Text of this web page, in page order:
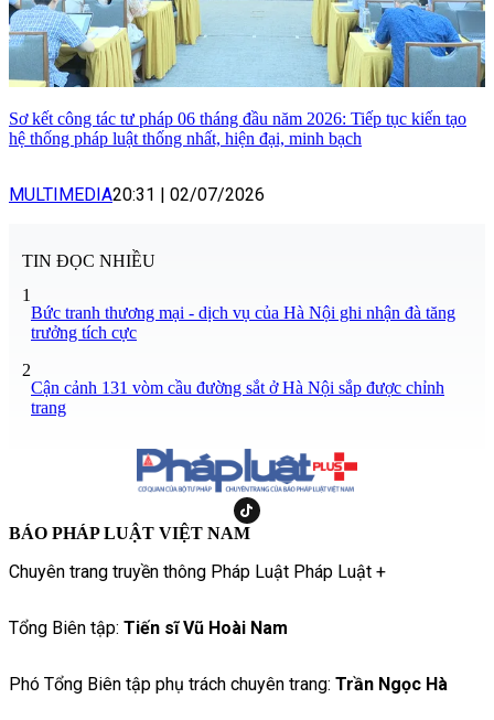
Sơ kết công tác tư pháp 06 tháng đầu năm 2026: Tiếp tục kiến tạo
hệ thống pháp luật thống nhất, hiện đại, minh bạch
MULTIMEDIA20:31 | 02/07/2026
TIN ĐỌC NHIỀU
1
Bức tranh thương mại - dịch vụ của Hà Nội ghi nhận đà tăng
trưởng tích cực
2
Cận cảnh 131 vòm cầu đường sắt ở Hà Nội sắp được chỉnh
trang
BÁO PHÁP LUẬT VIỆT NAM
Chuyên trang truyền thông Pháp Luật Pháp Luật +
Tổng Biên tập: Tiến sĩ Vũ Hoài Nam
Phó Tổng Biên tập phụ trách chuyên trang: Trần Ngọc Hà